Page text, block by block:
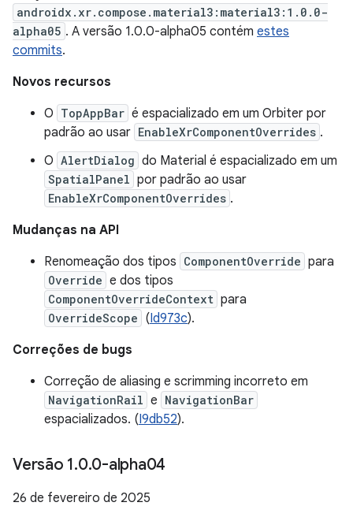
androidx.xr.compose.material3:material3:1.0.0-
alpha05 . A versão 1.0.0-alpha05 contém estes
commits.
Novos recursos
O TopAppBar é espacializado em um Orbiter por
padrão ao usar EnableXrComponentOverrides .
O AlertDialog do Material é espacializado em um
SpatialPanel por padrão ao usar
EnableXrComponentOverrides .
Mudanças na API
Renomeação dos tipos ComponentOverride para
Override e dos tipos
ComponentOverrideContext para
OverrideScope (Id973c).
Correções de bugs
Correção de aliasing e scrimming incorreto em
NavigationRail e NavigationBar
espacializados. (I9db52).
Versão 1.0.0-alpha04
26 de fevereiro de 2025